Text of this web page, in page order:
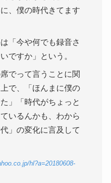
、僕の時代きてます
「今や何でも録音さ
ですか」という。
でって言うことに関
で、「ほんまに僕の
」「時代がちょっと
いるんかも、わから
」の変化に言及して
hl?a=20180608-